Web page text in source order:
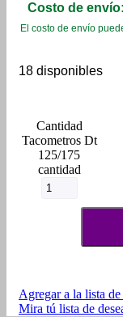
Costo de envío:
El costo de envío
18 disponibles
Tacometros Dt
125/175
cantidad
Agregar a la lista de
Mira tú lista de